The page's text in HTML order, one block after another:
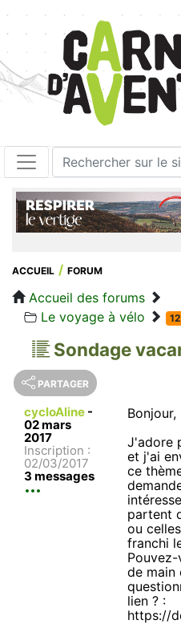
ACCUEIL FORUM
Accueil des forums
Le voyage à vélo
12
Sondage
PARTAGER
cycloAline -
02 mars
2017
Inscription :
02/03/2017
3 messages
Bonjour,
J'adore
et j'ai
ce
partent
ou
franchi
de main
lien ? :
https://